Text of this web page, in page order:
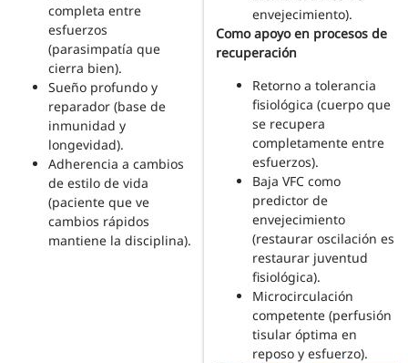
completa entre
esfuerzos
(parasimpatía que
cierra bien).
Sueño profundo y
reparador (base de
inmunidad y
longevidad).
Adherencia a cambios
de estilo de vida
(paciente que ve
cambios rápidos
mantiene la disciplina).
envejecimiento).
Como apoyo en procesos de
recuperación
Retorno a tolerancia
fisiológica (cuerpo que
se recupera
completamente entre
esfuerzos).
Baja VFC como
predictor de
envejecimiento
(restaurar oscilación es
restaurar juventud
fisiológica).
Microcirculación
competente (perfusión
tisular óptima en
reposo y esfuerzo).